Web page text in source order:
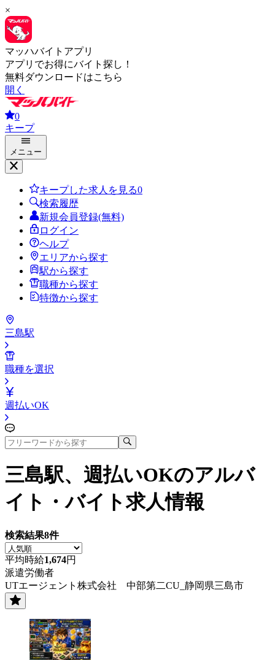
×
マッハバイトアプリ
アプリでお得にバイト探し！
無料ダウンロードはこちら
開く
0
キープ
メニュー
キープした求人を見る0
検索履歴
新規会員登録(無料)
ログイン
ヘルプ
エリアから探す
駅から探す
職種から探す
特徴から探す
三島駅
職種を選択
週払いOK
三島駅、週払いOKのアルバ
イト・バイト求人情報
検索結果8件
平均時給1,674円
派遣労働者
UTエージェント株式会社 中部第二CU_静岡県三島市